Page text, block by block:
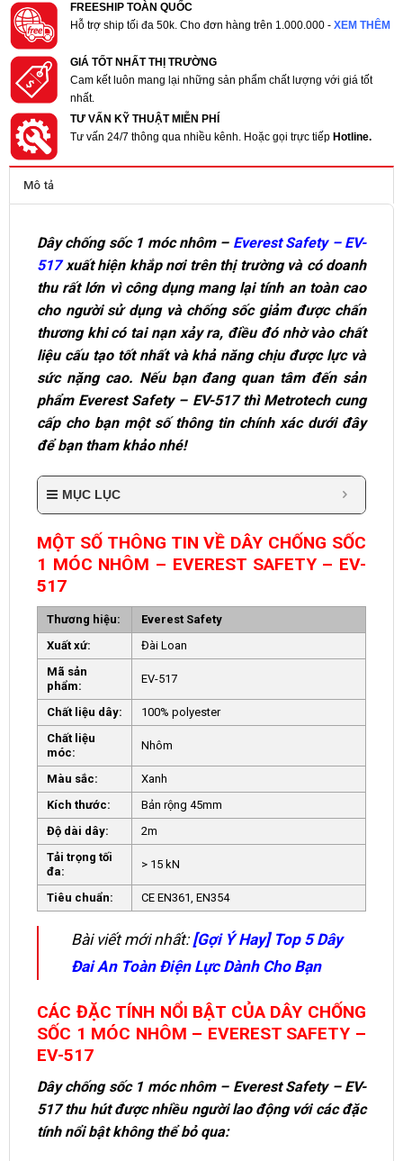
FREESHIP TOÀN QUỐC
Hỗ trợ ship tối đa 50k. Cho đơn hàng trên 1.000.000 - XEM THÊM
GIÁ TỐT NHẤT THỊ TRƯỜNG
Cam kết luôn mang lại những sản phẩm chất lượng với giá tốt
nhất.
TƯ VẤN KỸ THUẬT MIỄN PHÍ
Tư vấn 24/7 thông qua nhiều kênh. Hoặc gọi trực tiếp Hotline.
Mô tả
Dây chống sốc 1 móc nhôm – Everest Safety – EV-
517xuất hiện khắp nơi trên thị trường và có doanh
thu rất lớn vì công dụng mang lại tính an toàn cao
cho người sử dụng và chống sốc giảm được chấn
thương khi có tai nạn xảy ra, điều đó nhờ vào chất
liệu cấu tạo tốt nhất và khả năng chịu được lực và
sức nặng cao. Nếu bạn đang quan tâm đến sản
phẩm Everest Safety – EV-517 thì Metrotech cung
cấp cho bạn một số thông tin chính xác dưới đây
để bạn tham khảo nhé!
MỤC LỤC
MỘT SỐ THÔNG TIN VỀ DÂY CHỐNG SỐC
1 MÓC NHÔM – EVEREST SAFETY – EV-
517
Thương hiệu:
Everest Safety
Xuất xứ:
Đài Loan
Mã sản
phẩm:
EV-517
Chất liệu dây:
100% polyester
Chất liệu
móc:
Nhôm
Màu sắc:
Xanh
Kích thước:
Bản rộng 45mm
Độ dài dây:
2m
Tải trọng tối
đa:
> 15 kN
Tiêu chuẩn: CE EN361, EN354
Bài viết mới nhất:[Gợi Ý Hay] Top 5 Dây
Đai An Toàn Điện Lực Dành Cho Bạn
CÁC ĐẶC TÍNH NỔI BẬT CỦA DÂY CHỐNG
SỐC 1 MÓC NHÔM – EVEREST SAFETY –
EV-517
Dây chống sốc 1 móc nhôm – Everest Safety – EV-
517 thu hút được nhiều người lao động với các đặc
tính nổi bật không thể bỏ qua: